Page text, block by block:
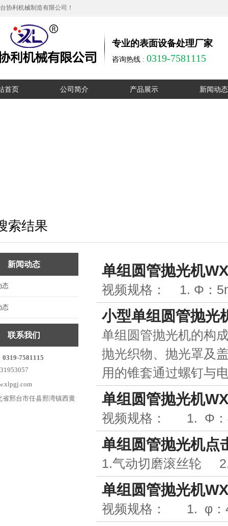
协利机械制造有限公司！
专业的表面设备处理厂家
咨询热线 : 0319-7581115
首页 公司简介 产品展示
平面抛光机
六角抛光机
圆球抛光机
异型件抛光机
抛光工件
抛光耗材
新闻动态
索结果
新闻动态
态
态
联系我们
0319-7581115
省邢台市任县邢湾镇西黄
单组圆管抛光机
视频规格： 1. Φ
小型单组圆管抛光
单组圆管抛光机的构
抛光织物、抛光罩及
用的锥套通过螺钉与
单组圆管抛光机
视频规格： 1.
单组圆管抛光机点
1.气动切磨滚丝
单组圆管抛光机
视频规格： 1.